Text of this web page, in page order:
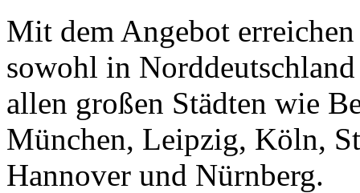
Mit dem Angebot
sowohl in
allen großen Städten wie
München, Leipzig, Köln,
Hannover und Nürnberg.